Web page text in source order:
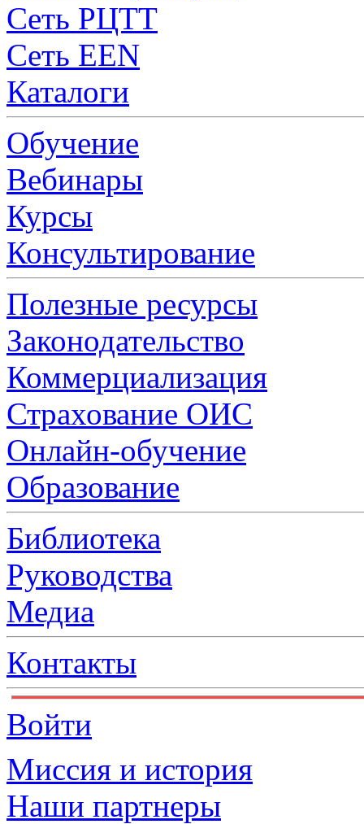
Сеть РЦТТ
Сеть EEN
Каталоги
Обучение
Вебинары
Курсы
Консультирование
Полезные ресурсы
Законодательство
Коммерциализация
Страхование ОИС
Онлайн-обучение
Образование
Библиотека
Руководства
Медиа
Контакты
Войти
Миссия и история
Наши партнеры